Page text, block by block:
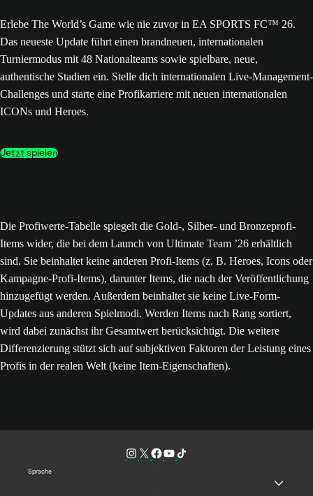
Erlebe The World’s Game wie nie zuvor in EA SPORTS FC™ 26.
Das neueste Update führt einen brandneuen, internationalen
Turniermodus mit 48 Nationalteams sowie spielbare, neue,
authentische Stadien ein. Stelle dich internationalen Live-Management-
Challenges und starte eine Profikarriere mit neuen internationalen
ICONs und Heroes.
Jetzt spielen
Die Profiwerte-Tabelle spiegelt die Gold-, Silber- und Bronzeprofi-
Items wider, die bei dem Launch von Ultimate Team ’26 erhältlich
sind. Sie beinhaltet keine anderen Profi-Items (z. B. Heroes, Icons oder
Kampagne-Profi-Items), darunter Items, die nach der Veröffentlichung
hinzugefügt werden. Außerdem beinhaltet sie keine Live-Form-
Updates aus anderen Spielmodi. Werden Items nach Rang sortiert,
wird dabei zunächst ihr Gesamtwert berücksichtigt. Die weitere
Differenzierung stützt sich auf subjektiven Faktoren der Leistung eines
Profis in der realen Welt (keine Item-Eigenschaften).
Sprache